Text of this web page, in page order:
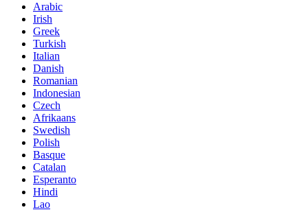
Arabic
Irish
Greek
Turkish
Italian
Danish
Romanian
Indonesian
Czech
Afrikaans
Swedish
Polish
Basque
Catalan
Esperanto
Hindi
Lao